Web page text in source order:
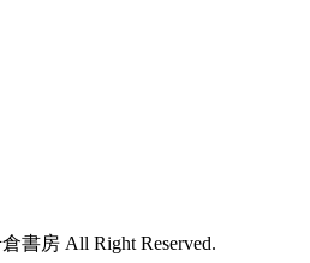
書房 All Right Reserved.